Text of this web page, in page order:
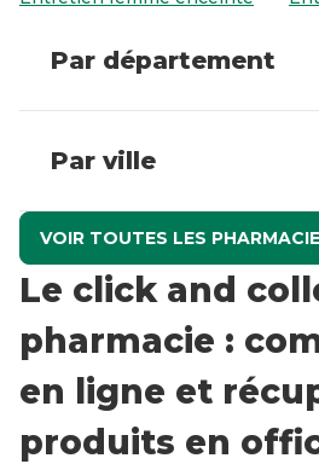
Par département
Par ville
VOIR TOUTES LES
Le click and
pharmacie :
en ligne et
produits en